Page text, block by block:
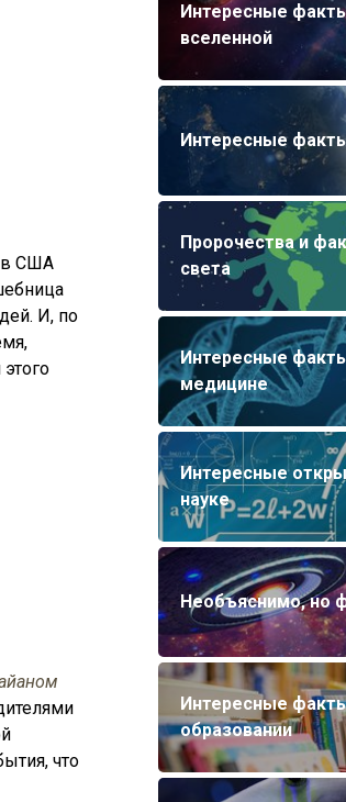
в США
И, по
что
Интересные
вселенной
Интересные
Пророчества и
света
Интересные
медицине
Интересные
науке
Необъяснимо, но
Интересные
образовании